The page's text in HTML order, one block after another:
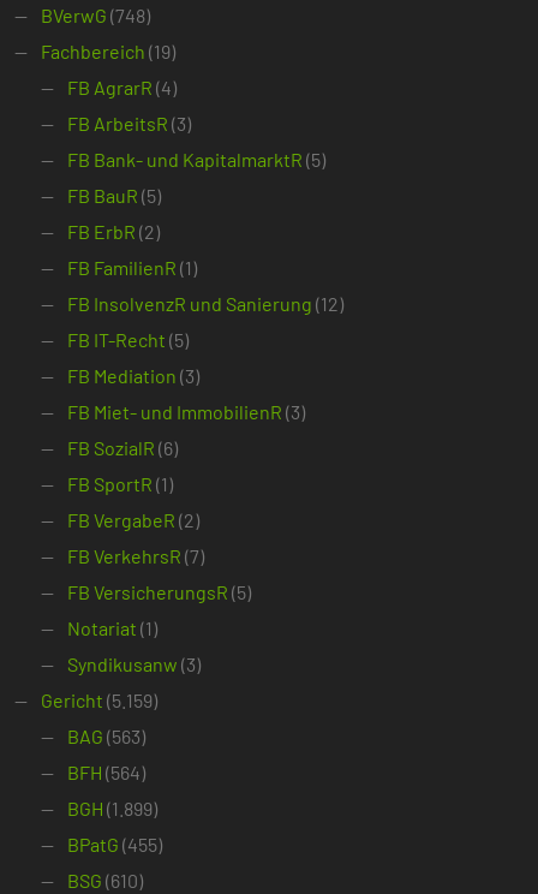
BVerwG (748)
Fachbereich (19)
FB AgrarR (4)
FB ArbeitsR (3)
FB Bank- und KapitalmarktR (5)
FB BauR (5)
FB ErbR (2)
FB FamilienR (1)
FB InsolvenzR und Sanierung (12)
FB IT-Recht (5)
FB Mediation (3)
FB Miet- und ImmobilienR (3)
FB SozialR (6)
FB SportR (1)
FB VergabeR (2)
FB VerkehrsR (7)
FB VersicherungsR (5)
Notariat (1)
Syndikusanw (3)
Gericht (5.159)
BAG (563)
BFH (564)
BGH (1.899)
BPatG (455)
BSG (610)